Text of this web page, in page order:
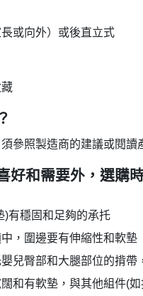
或向外）或後直立式
參照製造商的建議或閱讀
好和需要外，選購
)有穩固和足夠的承托
，圍邊要有伸縮性和軟墊
兒臀部和大腿部位的揹
和有軟墊，與其他組件(